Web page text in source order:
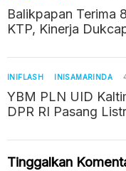
Balikpapan Terima
KTP, Kinerja
INIFLASH INISAMARINDA
YBM PLN UID
DPR RI Pasang
Tinggalkan